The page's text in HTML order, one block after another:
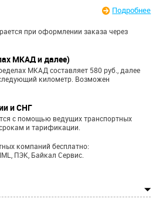
Подробнее
при оформлении заказа через
МКАД и далее)
МКАД составляет 580 руб., далее
километр. Возможен
и СНГ
с помощью ведущих транспортных
и тарификации.
компаний бесплатно:
ПЭК, Байкал Сервис.